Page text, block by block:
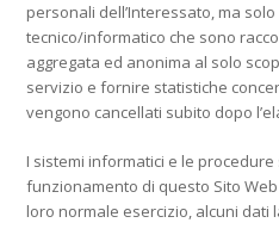
personali dell’Interessato, ma
tecnico/informatico che sono
aggregata ed anonima al solo
servizio e fornire statistiche
vengono cancellati subito dopo
I sistemi informatici e le
funzionamento di questo Sito
loro normale esercizio, alcuni dati